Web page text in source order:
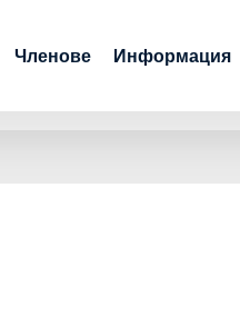
Членове Информация